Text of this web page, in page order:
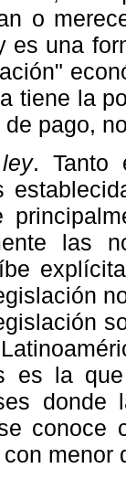
o
es una
tiene la
pago,
. Tanto
las
es la
donde
conoce
menor